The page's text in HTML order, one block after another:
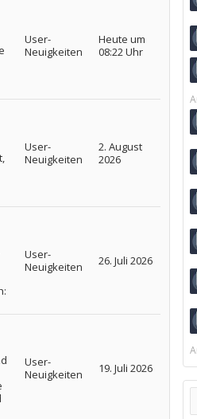
User-
Neuigkeiten
Heute um
08:22 Uhr
User-
Neuigkeiten
2. August
2026
User-
Neuigkeiten
26. Juli 2026
User-
Neuigkeiten
19. Juli 2026